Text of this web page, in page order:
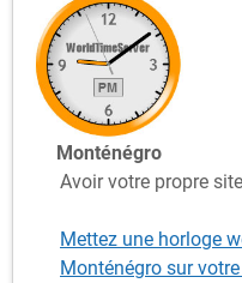
Monténégro
Avoir votre propre
Mettez une horloge
Monténégro sur